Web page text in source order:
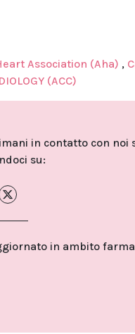
Association (Aha) ,
(ACC)
in contatto con noi
su:
in ambito